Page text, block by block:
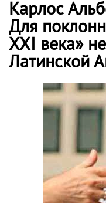
Карлос
Для
XXI века»
Латинской